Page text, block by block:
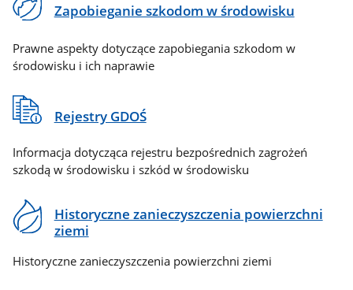
Zapobieganie szkodom w środowisku
Prawne aspekty dotyczące zapobiegania szkodom w
środowisku i ich naprawie
Rejestry GDOŚ
Informacja dotycząca rejestru bezpośrednich zagrożeń
szkodą w środowisku i szkód w środowisku
Historyczne zanieczyszczenia powierzchni
ziemi
Historyczne zanieczyszczenia powierzchni ziemi